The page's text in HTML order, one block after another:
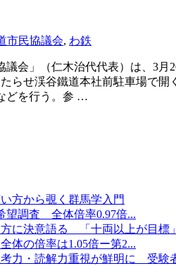
市民協議会, わ鉄
会」（仁木治代代表）は、3
らせ渓谷鐵道本社前駐車場で
どを行う。参 …
方から覗く群馬学入門
望調査 全体倍率0.97倍...
に決意語る 「十両以上が目標」
体の倍率は1.05倍ー第2...
力・読解力重視が鮮明に 受験